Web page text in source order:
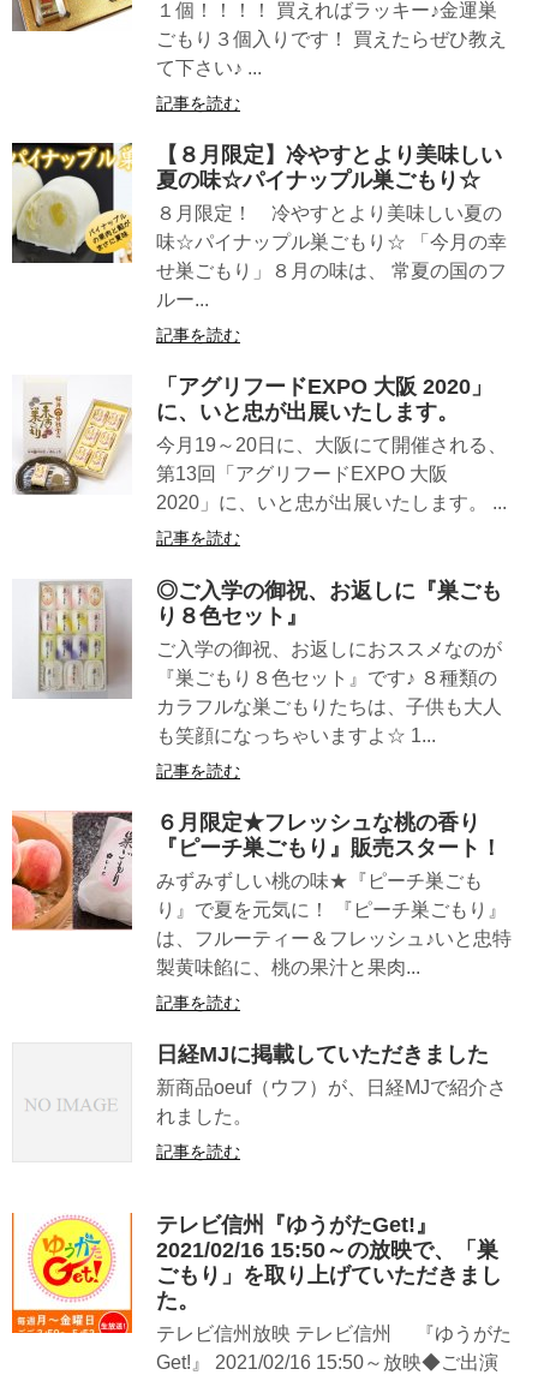
１個！！！！ 買えればラッキー♪金運巣
ごもり３個入りです！ 買えたらぜひ教え
て下さい♪ ...
記事を読む
【８月限定】冷やすとより美味しい
夏の味☆パイナップル巣ごもり☆
８月限定！ 冷やすとより美味しい夏の
味☆パイナップル巣ごもり☆ 「今月の幸
せ巣ごもり」８月の味は、 常夏の国のフ
ルー...
記事を読む
「アグリフードEXPO 大阪 2020」
に、いと忠が出展いたします。
今月19～20日に、大阪にて開催される、
第13回「アグリフードEXPO 大阪
2020」に、いと忠が出展いたします。 ...
記事を読む
◎ご入学の御祝、お返しに『巣ごも
り８色セット』
ご入学の御祝、お返しにおススメなのが
『巣ごもり８色セット』です♪ ８種類の
カラフルな巣ごもりたちは、子供も大人
も笑顔になっちゃいますよ☆ 1...
記事を読む
６月限定★フレッシュな桃の香り
『ピーチ巣ごもり』販売スタート！
みずみずしい桃の味★『ピーチ巣ごも
り』で夏を元気に！ 『ピーチ巣ごもり』
は、フルーティー＆フレッシュ♪いと忠特
製黄味餡に、桃の果汁と果肉...
記事を読む
日経MJに掲載していただきました
新商品oeuf（ウフ）が、日経MJで紹介さ
れました。
記事を読む
テレビ信州『ゆうがたGet!』
2021/02/16 15:50～の放映で、「巣
ごもり」を取り上げていただきまし
た。
テレビ信州放映 テレビ信州 『ゆうがた
Get!』 2021/02/16 15:50～放映◆ご出演